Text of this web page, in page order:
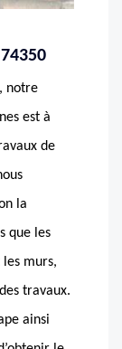
notre
est à
de
la
que les
murs,
travaux.
ainsi